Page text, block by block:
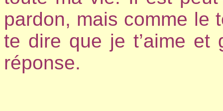
pardon, mais comme le
te dire que je t’aime et
réponse.